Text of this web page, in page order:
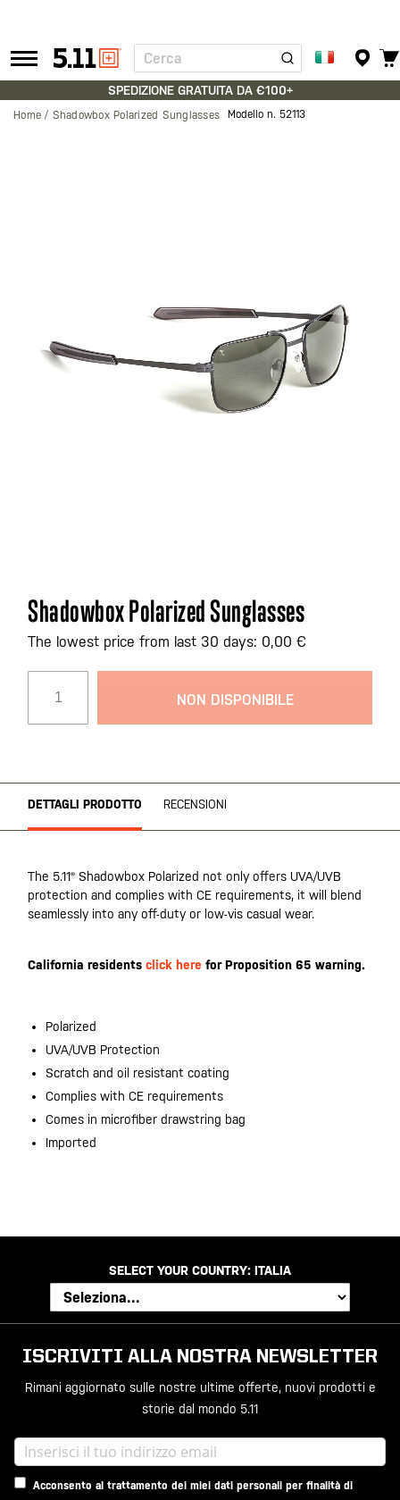
Tactical
Gear
Cerca
SPEDIZIONE GRATUITA DA €100+
Home Shadowbox Polarized Sunglasses Modello n. 52113
Vai
all'inizio
della
immagini
Shadowbox Polarized Sunglasses
The lowest price from last 30 days: 0,00 €
NON DISPONIBILE
DETTAGLI PRODOTTO RECENSIONI
The 5.11® Shadowbox Polarized not only offers UVA/UVB
protection and complies with CE requirements, it will blend
seamlessly into any off-duty or low-vis casual wear.
California residents click here for Proposition 65 warning.
Polarized
UVA/UVB Protection
Scratch and oil resistant coating
Complies with CE requirements
Comes in microfiber drawstring bag
Imported
SELECT YOUR COUNTRY: ITALIA
ISCRIVITI ALLA NOSTRA NEWSLETTER
Rimani aggiornato sulle nostre ultime offerte, nuovi prodotti e
storie dal mondo 5.11
Acconsento al trattamento dei miei dati personali per finalità di